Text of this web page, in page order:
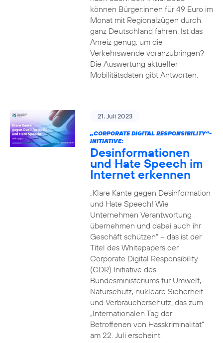
können Bürger:innen für 49 Euro im
Monat mit Regionalzügen durch
ganz Deutschland fahren. Ist das
Anreiz genug, um die
Verkehrswende voranzubringen?
Die Auswertung aktueller
Mobilitätsdaten gibt Antworten.
21. Juli 2023
„CORPORATE DIGITAL RESPONSIBILITY“-
INITIATIVE:
Desinformationen
und Hate Speech im
Internet erkennen
„Klare Kante gegen Desinformation
und Hate Speech! Wie
Unternehmen Verantwortung
übernehmen und dabei auch ihr
Geschäft schützen“ – das ist der
Titel des Whitepapers der
Corporate Digital Responsibility
(CDR) Initiative des
Bundesministeriums für Umwelt,
Naturschutz, nukleare Sicherheit
und Verbraucherschutz, das zum
„Internationalen Tag der
Betroffenen von Hasskriminalität“
am 22. Juli erscheint.